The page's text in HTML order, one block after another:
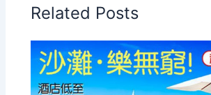
Related Posts